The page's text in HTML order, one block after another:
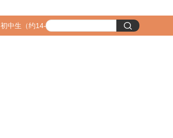
初中生（约14-16岁）